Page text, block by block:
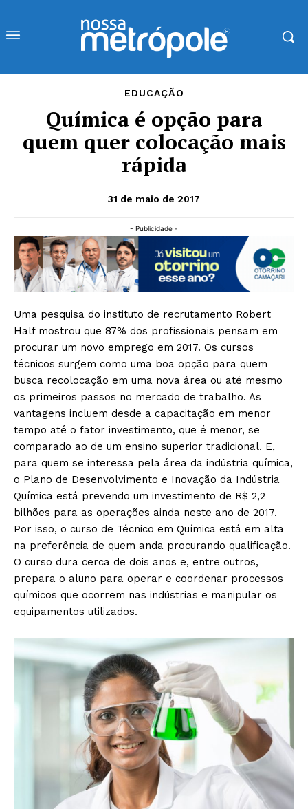
EDUCAÇÃO
Química é opção para
quem quer colocação mais
rápida
31 de maio de 2017
- Publicidade -
Uma pesquisa do instituto de recrutamento Robert
Half mostrou que 87% dos profissionais pensam em
procurar um novo emprego em 2017. Os cursos
técnicos surgem como uma boa opção para quem
busca recolocação em uma nova área ou até mesmo
os primeiros passos no mercado de trabalho. As
vantagens incluem desde a capacitação em menor
tempo até o fator investimento, que é menor, se
comparado ao de um ensino superior tradicional. E,
para quem se interessa pela área da indústria química,
o Plano de Desenvolvimento e Inovação da Indústria
Química está prevendo um investimento de R$ 2,2
bilhões para as operações ainda neste ano de 2017.
Por isso, o curso de Técnico em Química está em alta
na preferência de quem anda procurando qualificação.
O curso dura cerca de dois anos e, entre outros,
prepara o aluno para operar e coordenar processos
químicos que ocorrem nas indústrias e manipular os
equipamentos utilizados.